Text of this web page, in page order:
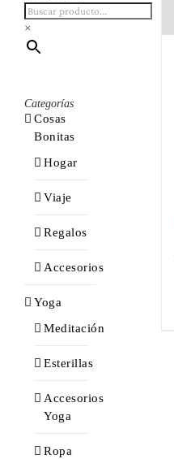
×
Categorías
Cosas
Bonitas
Hogar
Viaje
Regalos
Accesorios
Yoga
Meditación
Esterillas
Accesorios
Yoga
Ropa